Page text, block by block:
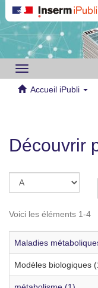
Toggle
navigation
Accueil iPubli
Découvrir
Voici les éléments 1-4
Maladies
Modèles biologiques